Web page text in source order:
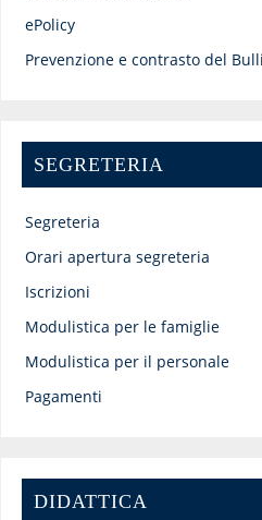
ePolicy
Prevenzione e contrasto del
SEGRETERIA
Segreteria
Orari apertura segreteria
Iscrizioni
Modulistica per le famiglie
Modulistica per il personale
Pagamenti
DIDATTICA